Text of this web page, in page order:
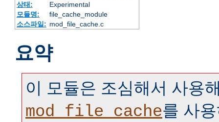
상태:
Experimental
모듈명:
file_cache_module
소스파일: mod_file_cache.c
요약
이 모듈은 조심해서 사용
mod_file_cache를 사